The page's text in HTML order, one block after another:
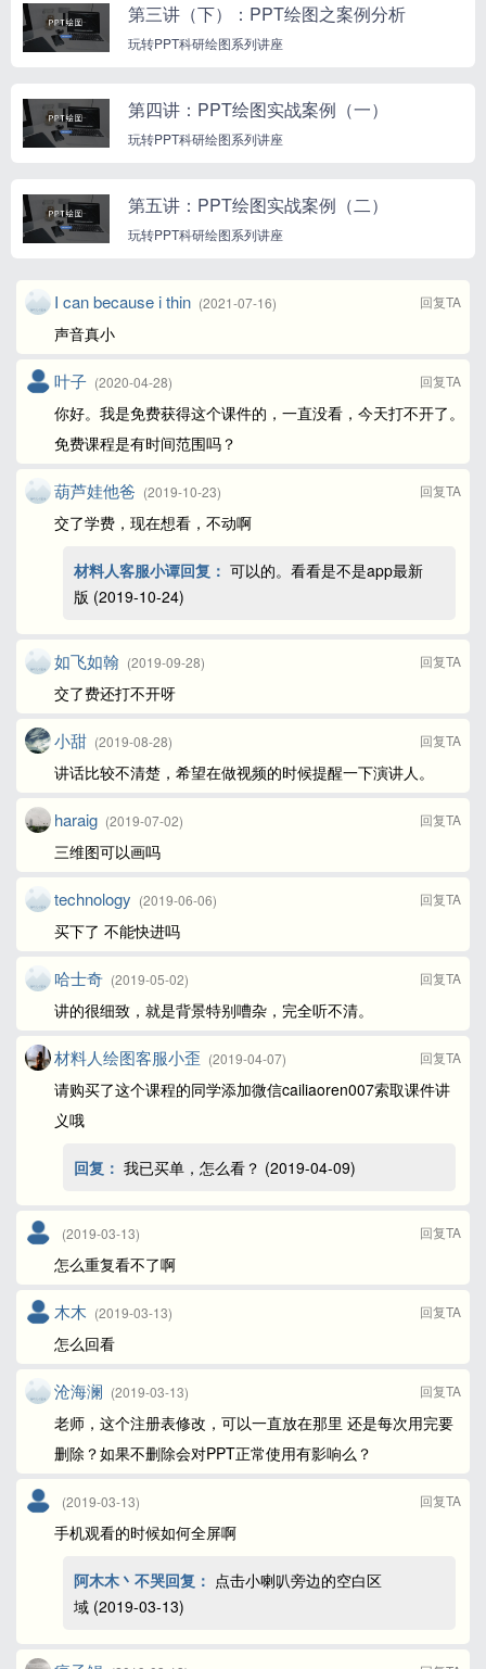
第三讲（下）：PPT绘图之案例分析
玩转PPT科研绘图系列讲座
第四讲：PPT绘图实战案例（一）
玩转PPT科研绘图系列讲座
第五讲：PPT绘图实战案例（二）
玩转PPT科研绘图系列讲座
I can because i thin (2021-07-16) 回复TA
声音真小
叶子 (2020-04-28) 回复TA
你好。我是免费获得这个课件的，一直没看，今天打不开了。
免费课程是有时间范围吗？
葫芦娃他爸 (2019-10-23) 回复TA
交了学费，现在想看，不动啊
材料人客服小谭回复： 可以的。看看是不是app最新
版 (2019-10-24)
如飞如翰 (2019-09-28) 回复TA
交了费还打不开呀
小甜 (2019-08-28) 回复TA
讲话比较不清楚，希望在做视频的时候提醒一下演讲人。
haraig (2019-07-02) 回复TA
三维图可以画吗
technology (2019-06-06) 回复TA
买下了 不能快进吗
哈士奇 (2019-05-02) 回复TA
讲的很细致，就是背景特别嘈杂，完全听不清。
材料人绘图客服小歪 (2019-04-07) 回复TA
请购买了这个课程的同学添加微信cailiaoren007索取课件讲
义哦
回复： 我已买单，怎么看？ (2019-04-09)
(2019-03-13) 回复TA
怎么重复看不了啊
木木 (2019-03-13) 回复TA
怎么回看
沧海澜 (2019-03-13) 回复TA
老师，这个注册表修改，可以一直放在那里 还是每次用完要
删除？如果不删除会对PPT正常使用有影响么？
(2019-03-13) 回复TA
手机观看的时候如何全屏啊
阿木木丶不哭回复： 点击小喇叭旁边的空白区
域 (2019-03-13)